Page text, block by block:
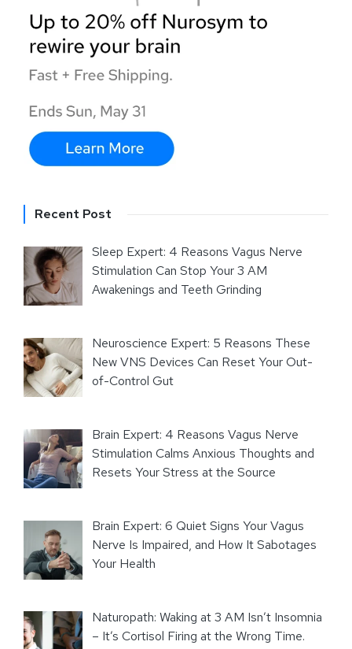
Recent Post
Sleep Expert: 4 Reasons Vagus Nerve
Stimulation Can Stop Your 3 AM
Awakenings and Teeth Grinding
Neuroscience Expert: 5 Reasons These
New VNS Devices Can Reset Your Out-
of-Control Gut
Brain Expert: 4 Reasons Vagus Nerve
Stimulation Calms Anxious Thoughts and
Resets Your Stress at the Source
Brain Expert: 6 Quiet Signs Your Vagus
Nerve Is Impaired, and How It Sabotages
Your Health
Naturopath: Waking at 3 AM Isn’t Insomnia
– It’s Cortisol Firing at the Wrong Time.